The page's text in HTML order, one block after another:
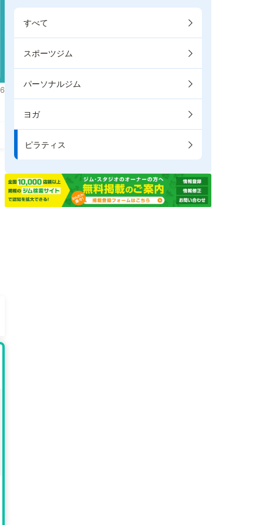
すべて
スポーツジム
パーソナルジム
ヨガ
ピラティス